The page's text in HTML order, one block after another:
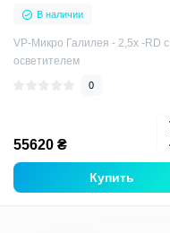
В наличии
VP-Микро Галилея - 2,5х -RD с
осветителем
0
55620 ₴
Купить